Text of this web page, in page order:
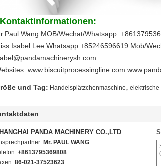
Wang MOB/Wechat/Whatsapp:
Lee Whatsapp:+85246596619 Mob/
www.biscuitprocessingline.com
und Tag: Handelsplätzchenmaschine, elektrische
PANDA MACHINERY CO.,LTD
Mr. PAUL WANG
+8613795369808
86-021-37523623